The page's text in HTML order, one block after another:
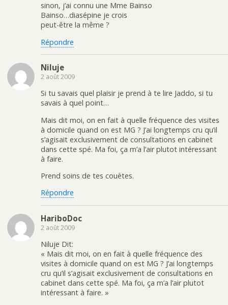
sinon, j’ai connu une Mme Bainso
Bainso…diasépine je crois
peut-être la même ?
Répondre
Niluje
2 août 2009
Si tu savais quel plaisir je prend à te lire Jaddo, si tu
savais à quel point…
Mais dit moi, on en fait à quelle fréquence des visites
à domicile quand on est MG ? J’ai longtemps cru qu’il
s’agisait exclusivement de consultations en cabinet
dans cette spé. Ma foi, ça m’a l’air plutot intéressant
à faire.
Prend soins de tes couètes.
Répondre
HariboDoc
2 août 2009
Niluje Dit:
« Mais dit moi, on en fait à quelle fréquence des
visites à domicile quand on est MG ? J’ai longtemps
cru qu’il s’agisait exclusivement de consultations en
cabinet dans cette spé. Ma foi, ça m’a l’air plutot
intéressant à faire. »